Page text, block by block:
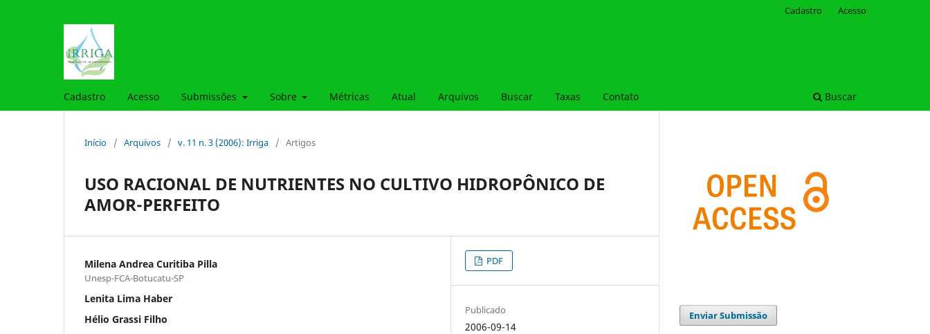
Cadastro Acesso Submissões Sobre Métricas Atual Arquivos Buscar Taxas Contato Buscar
Cadastro Acesso
Início / Arquivos / v. 11 n. 3 (2006): Irriga / Artigos
USO RACIONAL DE NUTRIENTES NO CULTIVO HIDROPÔNICO DE
AMOR-PERFEITO
Milena Andrea Curitiba Pilla
Unesp-FCA-Botucatu-SP
Lenita Lima Haber
Hélio Grassi Filho
PDF
Publicado
2006-09-14
Enviar Submissão